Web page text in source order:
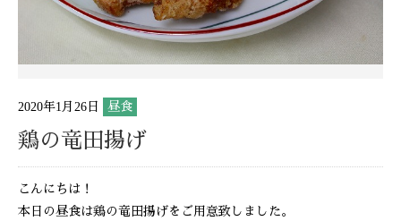
2020年1月26日 昼食
鶏の竜田揚げ
こんにちは！
本日の昼食は鶏の竜田揚げをご用意致しました。